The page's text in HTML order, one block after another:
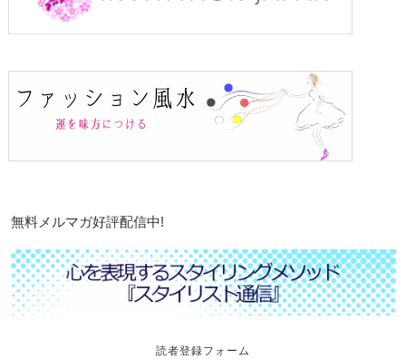
無料メルマガ好評配信中!
読者登録フォーム